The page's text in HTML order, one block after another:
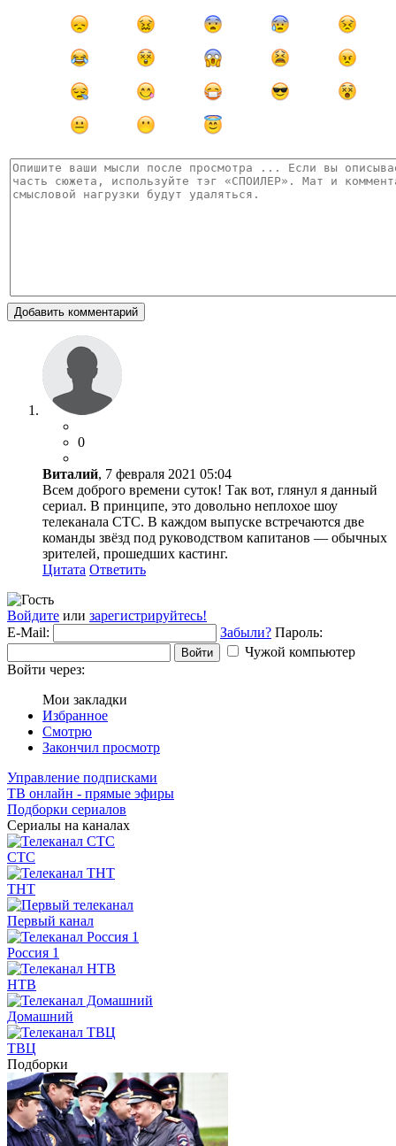
Добавить комментарий
0
Виталий, 7 февраля 2021 05:04
Всем доброго времени суток! Так вот, глянул я данный
сериал. В принципе, это довольно неплохое шоу
телеканала СТС. В каждом выпуске встречаются две
команды звёзд под руководством капитанов — обычных
зрителей, прошедших кастинг.
Цитата Ответить
Войдите или зарегистрируйтесь!
E-Mail:
Забыли? Пароль:
Войти
Чужой компьютер
Войти через:
Мои закладки
Избранное
Смотрю
Закончил просмотр
Управление подписками
ТВ онлайн - прямые эфиры
Подборки сериалов
Сериалы на каналах
СТС
ТНТ
Первый канал
Россия 1
НТВ
Домашний
ТВЦ
Подборки